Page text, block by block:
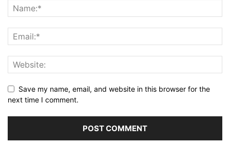
Save my name, email, and website in this browser for the
next time I comment.